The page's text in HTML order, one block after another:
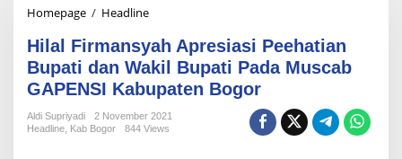
Homepage / Headline
l
a
F
i
r
Hilal Firmansyah Apresiasi Peehatian
Bupati dan Wakil Bupati Pada Muscab
GAPENSI Kabupaten Bogor
Aldi Supriyadi
2 November 2021
Headline Kab Bogor 844 Views